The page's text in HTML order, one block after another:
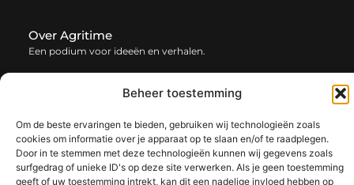
Beheer toestemming
Om de beste ervaringen te bieden, gebruiken wij technologieën zoals
cookies om informatie over je apparaat op te slaan en/of te raadplegen.
Door in te stemmen met deze technologieën kunnen wij gegevens zoals
surfgedrag of unieke ID's op deze site verwerken. Als je geen toestemming
geeft of uw toestemming intrekt, kan dit een nadelige invloed hebben op
Over Agritime
Een podium voor ideeën en verhalen.
— agritime.be verzamelt blogs en artikelen vol inspiratie,
creativiteit en inzichten uit het dagelijks leven. Laat je
Onze
informatie
Bericht categorie